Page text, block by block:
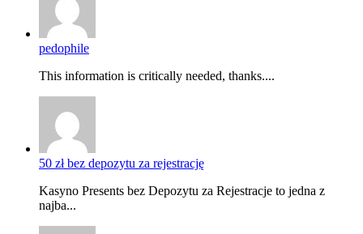
pedophile
This information is critically needed, thanks....
50 zł bez depozytu za rejestrację
Kasyno Presents bez Depozytu za Rejestracje to jedna z
najba...